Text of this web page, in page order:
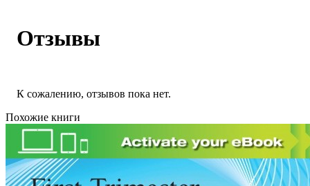
Отзывы
К сожалению, отзывов пока нет.
Похожие книги